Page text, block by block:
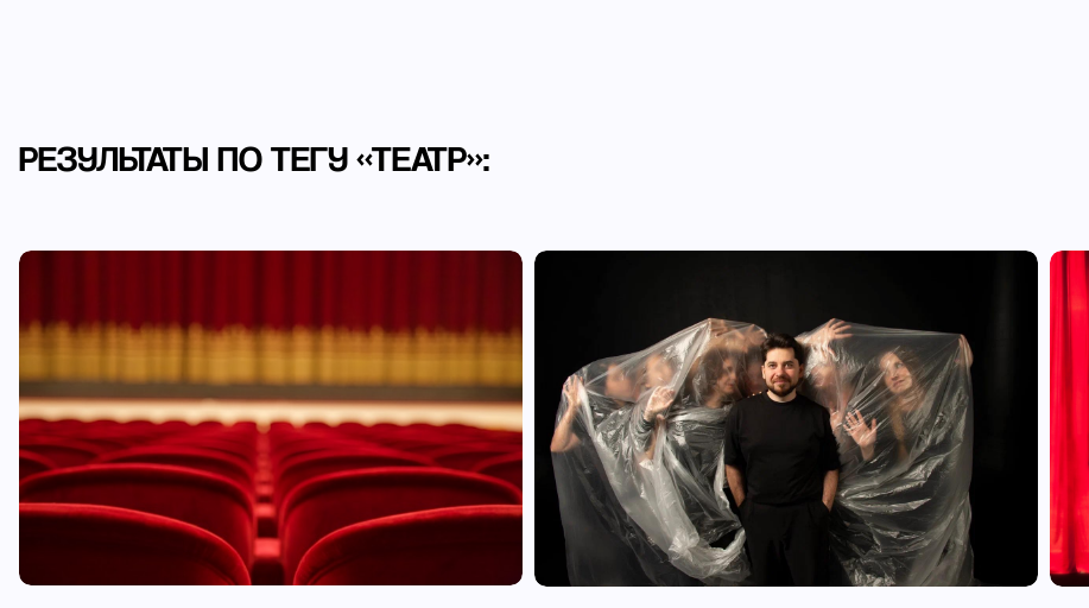
РЕЗУЛЬТАТЫ ПО ТЕГУ «ТЕАТР»: